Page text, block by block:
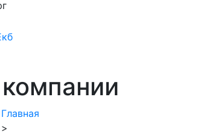
Главная
>